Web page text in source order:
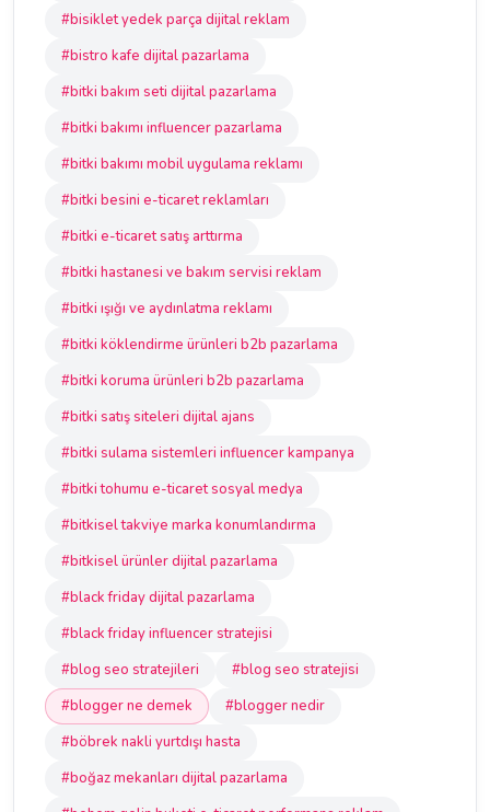
#bisiklet yedek parça dijital reklam
#bistro kafe dijital pazarlama
#bitki bakım seti dijital pazarlama
#bitki bakımı influencer pazarlama
#bitki bakımı mobil uygulama reklamı
#bitki besini e-ticaret reklamları
#bitki e-ticaret satış arttırma
#bitki hastanesi ve bakım servisi reklam
#bitki ışığı ve aydınlatma reklamı
#bitki köklendirme ürünleri b2b pazarlama
#bitki koruma ürünleri b2b pazarlama
#bitki satış siteleri dijital ajans
#bitki sulama sistemleri influencer kampanya
#bitki tohumu e-ticaret sosyal medya
#bitkisel takviye marka konumlandırma
#bitkisel ürünler dijital pazarlama
#black friday dijital pazarlama
#black friday influencer stratejisi
#blog seo stratejileri
#blog seo stratejisi
#blogger ne demek
#blogger nedir
#böbrek nakli yurtdışı hasta
#boğaz mekanları dijital pazarlama